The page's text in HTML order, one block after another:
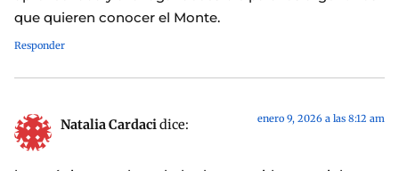
que quieren conocer el Monte.
Responder
Natalia Cardacidice: enero 9, 2026 a las 8:12 am